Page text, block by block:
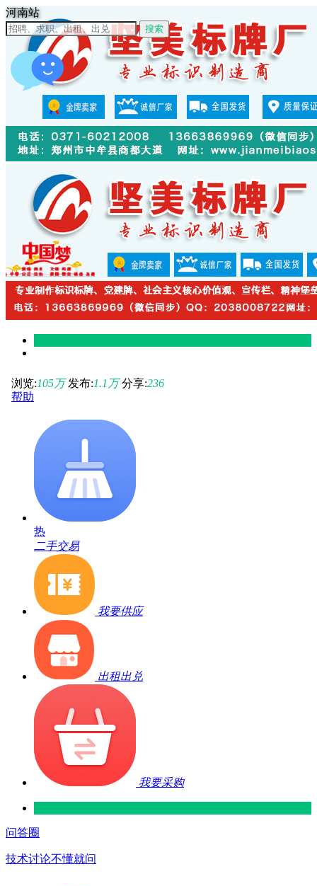
河南站
搜索
浏览:105万 发布:1.1 万 分享:236
帮助
热
二手交易
我要供应
出租出兑
我要采购
问答圈
技术讨论不懂就问